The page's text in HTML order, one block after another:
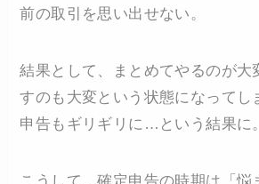
前の取引を思い出せない。
結果として、まとめてやるのが大
すのも大変という状態になってし
申告もギリギリに…という結果に。